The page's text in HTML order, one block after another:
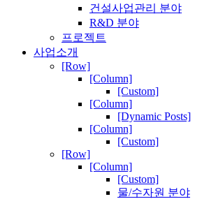
건설사업관리 분야
R&D 분야
프로젝트
사업소개
[Row]
[Column]
[Custom]
[Column]
[Dynamic Posts]
[Column]
[Custom]
[Row]
[Column]
[Custom]
물/수자원 분야